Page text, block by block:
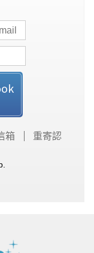
箱
重寄認